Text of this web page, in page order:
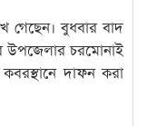
গেছেন। বুধবার বাদ
উপজেলার চরমোনাই
কবরস্থানে দাফন করা